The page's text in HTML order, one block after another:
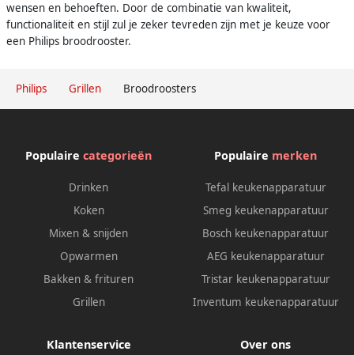
Philips Grillen Broodroosters
wensen en behoeften. Door de combinatie van kwaliteit,
functionaliteit en stijl zul je zeker tevreden zijn met je keuze voor
een Philips broodrooster.
Populaire categorieën
Drinken
Koken
Mixen & snijden
Opwarmen
Bakken & frituren
Grillen
Populaire merken
Tefal keukenapparatuur
Smeg keukenapparatuur
Bosch keukenapparatuur
AEG keukenapparatuur
Tristar keukenapparatuur
Inventum keukenapparatuur
Klantenservice Over ons